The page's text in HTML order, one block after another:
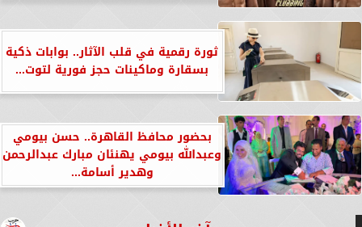
ثورة رقمية في قلب الآثار.. بوابات ذكية
بسقارة وماكينات حجز فورية لتوت...
بحضور محافظ القاهرة.. حسن بيومي
وعبدالله بيومي يهنئان مبارك عبدالرحمن
وهدير أسامة...